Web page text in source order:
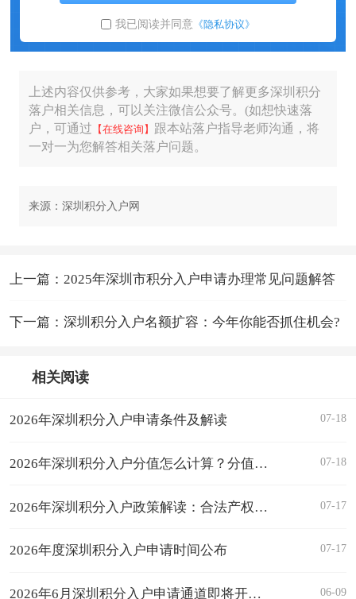
我已阅读并同意 《隐私协议》
上述内容仅供参考，大家如果想要了解更多深圳积分
落户相关信息，可以关注微信公众号。(如想快速落
户，可通过 【在线咨询】 跟本站落户指导老师沟通，将
一对一为您解答相关落户问题。
来源：深圳积分入户网
上一篇：2025年深圳市积分入户申请办理常见问题解答
下一篇：深圳积分入户名额扩容：今年你能否抓住机会?
相关阅读
2026年深圳积分入户申请条件及解读 07-18
2026年深圳积分入户分值怎么计算？分值表汇总！ 07-18
2026年深圳积分入户政策解读：合法产权住房 07-17
2026年度深圳积分入户申请时间公布 07-17
2026年6月深圳积分入户申请通道即将开启，抓紧查房产积分！ 06-09